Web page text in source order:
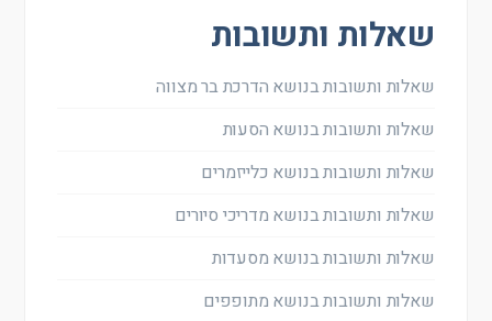
שאלות ותשובות
שאלות ותשובות בנושא הדרכת בר מצווה
שאלות ותשובות בנושא הסעות
שאלות ותשובות בנושא כלייזמרים
שאלות ותשובות בנושא מדריכי סיורים
שאלות ותשובות בנושא מסעדות
שאלות ותשובות בנושא מתופפים